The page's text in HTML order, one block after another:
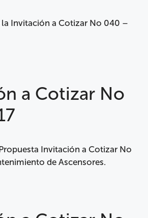
la Invitación a Cotizar No 040 –
a Cotizar No
Invitación a Cotizar No
de Ascensores.